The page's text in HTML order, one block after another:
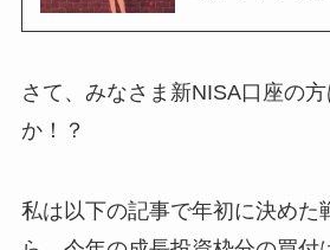
さて、みなさま新NISA口座の
か！？
私は以下の記事で年初に決めた